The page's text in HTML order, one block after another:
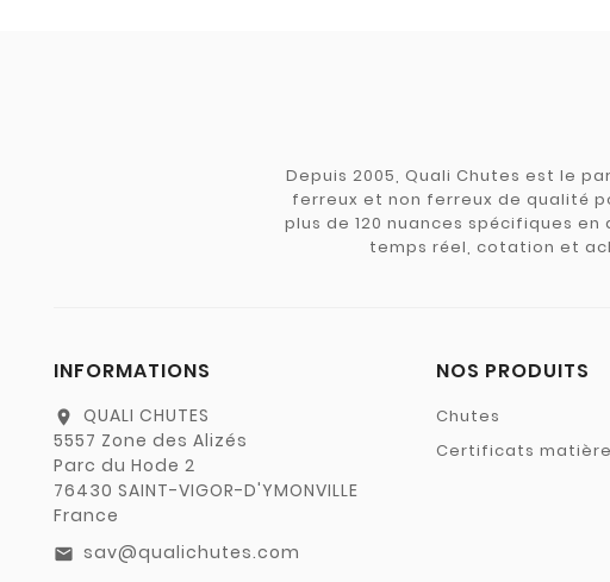
Depuis 2005, Quali Chutes est le
ferreux et non ferreux de qualité
plus de 120 nuances spécifiques
temps réel, cotation et
INFORMATIONS
location_on
QUALI CHUTES
5557 Zone des Alizés
Parc du Hode 2
76430 SAINT-VIGOR-D'YMONVILLE
France
email sav@qualichutes.com
NOS PRODUITS
Chutes
Certificats